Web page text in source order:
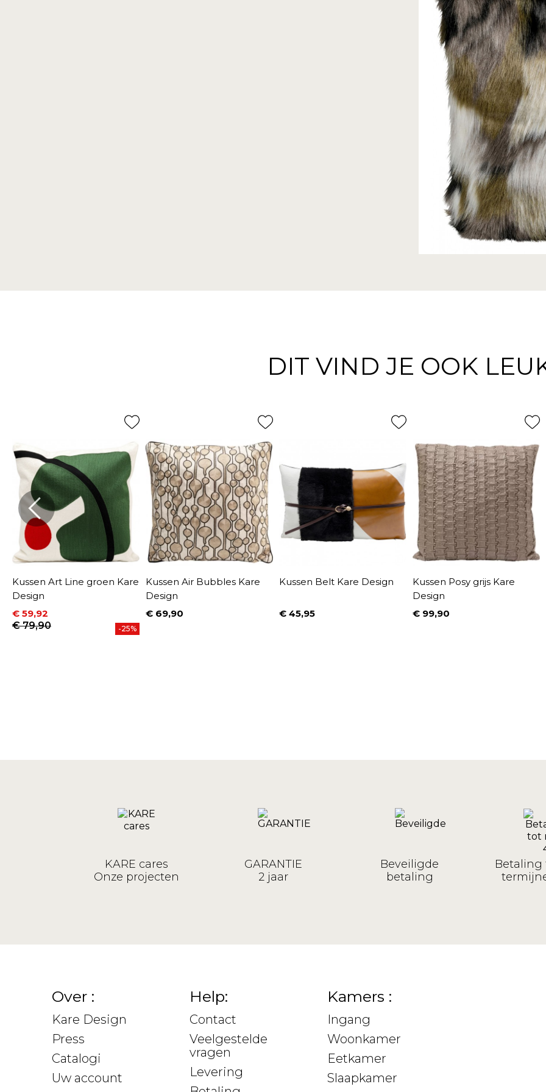
DIT VIND JE OOK
Kussen Art Line groen Kare
Design
Prijs
€ 59,92
Normale prijs
€ 79,90 -25%
Kussen Air Bubbles Kare
Design
Prijs
€ 69,90
Kussen Belt Kare Design
Prijs
€ 45,95
Kussen Posy grijs Kare
Design
Prijs
€ 99,90
KARE cares
Onze projecten
GARANTIE
2 jaar
Beveiligde
betaling
Betaling
Over :
Kare Design
Press
Catalogi
Uw account
Help:
Contact
Veelgestelde
vragen
Levering
Kamers :
Ingang
Woonkamer
Eetkamer
Slaapkamer